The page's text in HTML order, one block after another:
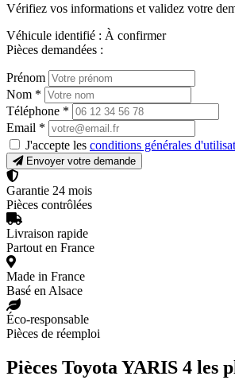
Vérifiez vos informations et validez votre
Véhicule identifié : À confirmer
Pièces demandées :
Prénom
Nom *
Téléphone *
Email *
J'accepte les conditions générales
Envoyer votre demande
Garantie 24 mois
Pièces contrôlées
Livraison rapide
Partout en France
Made in France
Basé en Alsace
Éco-responsable
Pièces de réemploi
Pièces Toyota YARIS 4 les